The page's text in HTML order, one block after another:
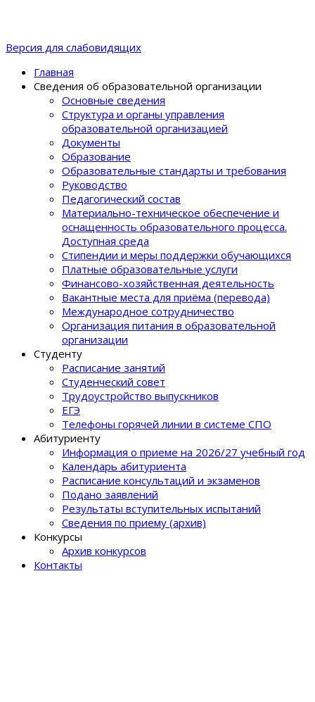
Версия для слабовидящих
Главная
Сведения об образовательной организации
Основные сведения
Структура и органы управления
образовательной организацией
Документы
Образование
Образовательные стандарты и требования
Руководство
Педагогический состав
Материально-техническое обеспечение и
оснащенность образовательного процеcса.
Доступная среда
Стипендии и меры поддержки обучающихся
Платные образовательные услуги
Финансово-хозяйственная деятельность
Вакантные места для приёма (перевода)
Международное сотрудничество
Организация питания в образовательной
организации
Студенту
Расписание занятий
Студенческий совет
Трудоустройство выпускников
ЕГЭ
Телефоны горячей линии в системе СПО
Абитуриенту
Информация о приеме на 2026/27 учебный год
Календарь абитуриента
Расписание консультаций и экзаменов
Подано заявлений
Результаты вступительных испытаний
Сведения по приему (архив)
Конкурсы
Архив конкурсов
Контакты